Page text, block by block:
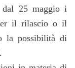
dal 25 maggio i
il rilascio o il
la possibilità di